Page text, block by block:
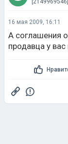
[2149969546]
16 мая 2009, 16:11
А соглашения
продавца у вас